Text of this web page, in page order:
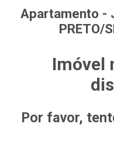
Apartamento -
PRETO/
Imóvel
Por favor,